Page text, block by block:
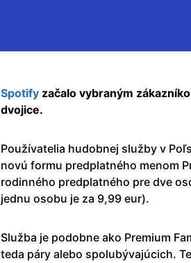
Spotify začalo vybraným
dvojice.
Používatelia hudobnej služby v
novú formu predplatného menom
rodinného predplatného pre dve
jednu osobu je za 9,99 eur).
Služba je podobne ako Premium
teda páry alebo spolubývajúcich.